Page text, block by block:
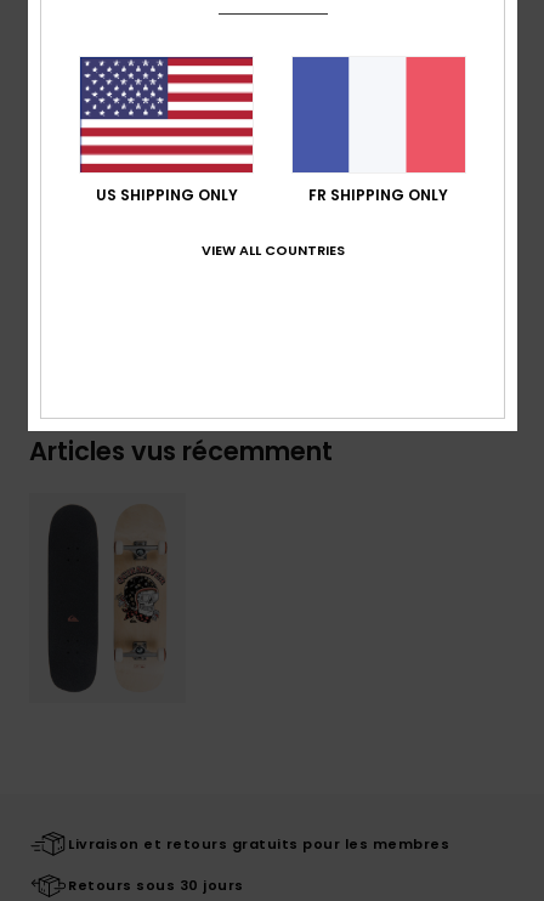
Roulements : ABEC 9 (608 2RS)
Trucks de 5.8’’
Grip Tape
Roues 58 mm x 55D moulées en polyuréthane
Traçabilité du produit (Loi Agec)
Articles vus récemment
Livraison et retours gratuits pour les membres
Retours sous 30 jours
US SHIPPING ONLY FR SHIPPING ONLY
VIEW ALL COUNTRIES